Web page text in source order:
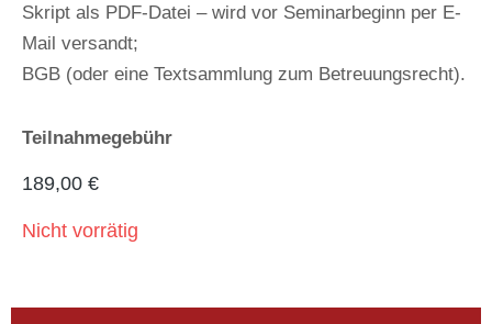
Skript als PDF-Datei – wird vor Seminarbeginn per E-
Mail versandt;
BGB (oder eine Textsammlung zum Betreuungsrecht).
Teilnahmegebühr
189,00 €
Nicht vorrätig